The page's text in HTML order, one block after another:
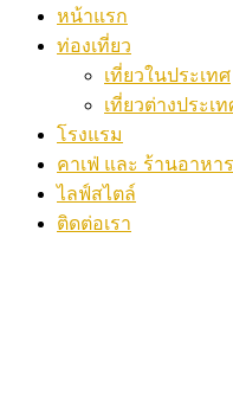
หน้าแรก
ท่องเที่ยว
เที่ยวในประเทศ
เที่ยวต่างประเท
โรงแรม
คาเฟ่ และ ร้านอาหาร
ไลฟ์สไตล์
ติดต่อเรา